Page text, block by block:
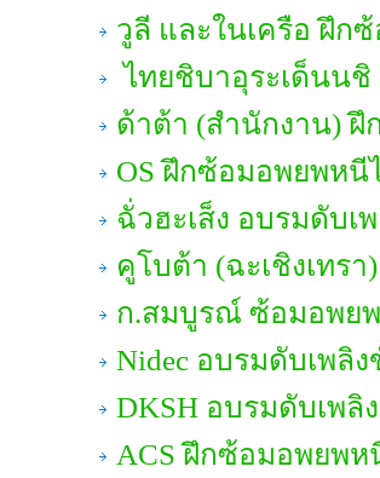
วูลี และในเครือ ฝึก
ไทยชิบาอุระเด็นน
ด้าต้า (สำนักงาน) ฝึ
OS ฝึกซ้อมอพยพหนี
ฉั่วฮะเส็ง อบรมดับเ
คูโบต้า (ฉะเชิงเทร
ก.สมบูรณ์ ซ้อมอพย
Nidec อบรมดับเพลิ
DKSH อบรมดับเพลิ
ACS ฝึกซ้อมอพยพห